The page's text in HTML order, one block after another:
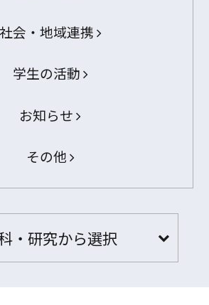
社会・地域連携
学生の活動
お知らせ
その他
・研究から選択